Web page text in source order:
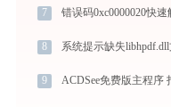
7 错误码0xc0000020快速
8 系统提示缺失
9